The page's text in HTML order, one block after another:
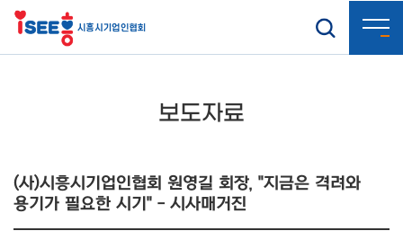
보도자료
(사)시흥시기업인협회 원영길 회장, "지금은 격려와
용기가 필요한 시기" - 시사매거진